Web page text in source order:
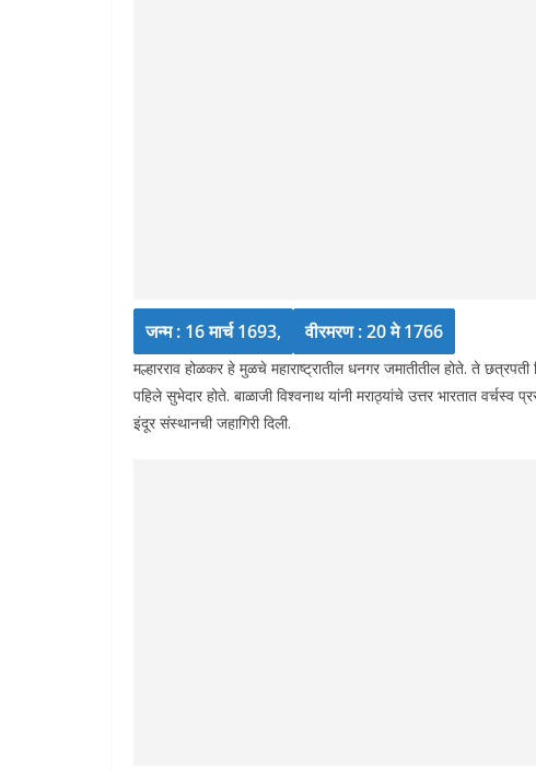
जन्म : 16 मार्च 1693, वीरमरण : 20 मे 1766
मल्हारराव होळकर हे मुळचे महाराष्ट्रातील धनगर जमातीतील होते. ते छत्रपती
पहिले सुभेदार होते. बाळाजी विश्वनाथ यांनी मराठ्यांचे उत्तर भारतात वर्चस्व
इंदूर संस्थानची जहागिरी दिली.